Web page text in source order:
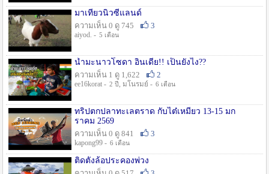
มาเที่ยวนิวซีแลนด์
ความเห็น 0 ดู 745
3
aiyod. - 5 เดือน
น้ำมะนาวโซดา อินเดีย!! เป็นยังไง??
ความเห็น 1 ดู 1,622
2
ee16korat - 2 ปี , มโนรมย์ - 6 เดือน
ทริปตกปลาทะเลตราด กับไต๋เหมี่ยว 13-15 มก
ราคม 2569
ความเห็น 0 ดู 841
3
kapong99 - 6 เดือน
ติดตั้งล้อประคองพ่วง